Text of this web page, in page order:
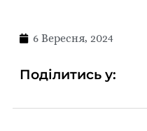
6 Вересня, 2024
Поділитись у: